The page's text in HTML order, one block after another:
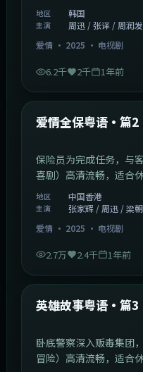
地区 韩国
主演
周迅 / 张译 / 周润
爱情· 2025 · 电视剧
6.2千 2千 1年前
最新
爱情全保粤语·篇2
保险员为完成任务，与
喜剧）高清流畅，适合休
地区 中国香港
主演
张家辉 / 周迅 / 梁
爱情· 2025 · 电视剧
2.7万 2.4千 1年前
最新
英雄故事粤语·篇3
卧底警察深入贩毒集团
冒险）高清流畅，适合